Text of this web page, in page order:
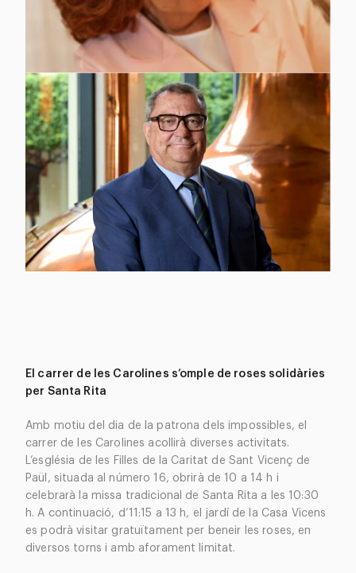
El carrer de les Carolines s’omple de roses solidàries
per Santa Rita
Amb motiu del dia de la patrona dels impossibles, el
carrer de les Carolines acollirà diverses activitats.
L’església de les Filles de la Caritat de Sant Vicenç de
Paül, situada al número 16, obrirà de 10 a 14 h i
celebrarà la missa tradicional de Santa Rita a les 10:30
h. A continuació, d’11:15 a 13 h, el jardí de la Casa Vicens
es podrà visitar gratuïtament per beneir les roses, en
diversos torns i amb aforament limitat.